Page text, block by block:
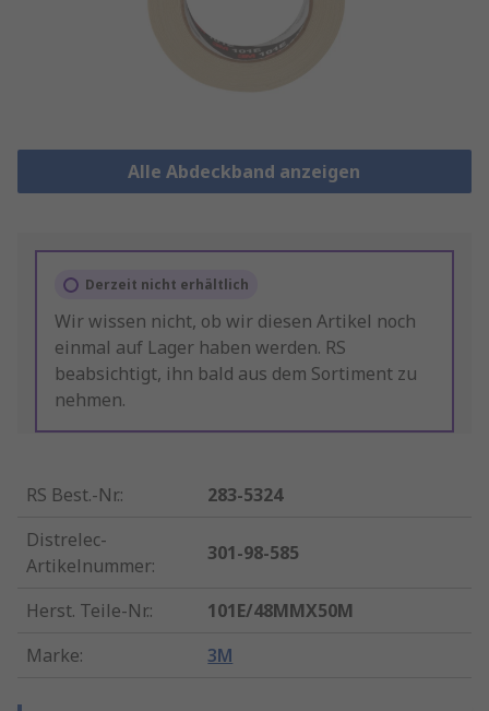
Alle Abdeckband anzeigen
Derzeit nicht erhältlich
Wir wissen nicht, ob wir diesen Artikel noch
einmal auf Lager haben werden. RS
beabsichtigt, ihn bald aus dem Sortiment zu
nehmen.
RS Best.-Nr.:
283-5324
Distrelec-
Artikelnummer:
301-98-585
Herst. Teile-Nr.:
101E/48MMX50M
Marke: 3M